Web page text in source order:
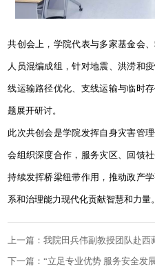
共创会上，学院代表与多家基金会
人员混编成组，针对地震、洪涝和
线运输路径优化、支线运输与临时
题展开研讨。
此次共创会是学院发挥自身灾害管
会组织深度合作，服务灾区、回馈
持续发挥桥梁纽带作用，推动政产
系和治理能力现代化贡献智慧和力量。
上一篇：我院田兵伟副教授团队赴西